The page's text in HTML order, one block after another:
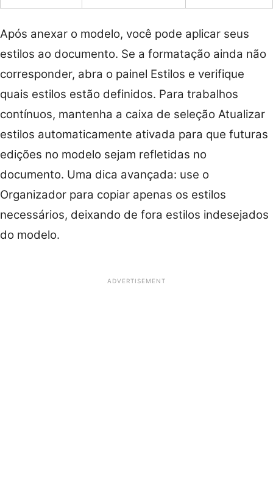
Após anexar o modelo, você pode aplicar seus
estilos ao documento. Se a formatação ainda não
corresponder, abra o painel Estilos e verifique
quais estilos estão definidos. Para trabalhos
contínuos, mantenha a caixa de seleção Atualizar
estilos automaticamente ativada para que futuras
edições no modelo sejam refletidas no
documento. Uma dica avançada: use o
Organizador para copiar apenas os estilos
necessários, deixando de fora estilos indesejados
do modelo.
ADVERTISEMENT